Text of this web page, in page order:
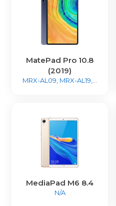
MatePad Pro 10.8
(2019)
MRX-AL09, MRX-AL19,...
MediaPad M6 8.4
N/A